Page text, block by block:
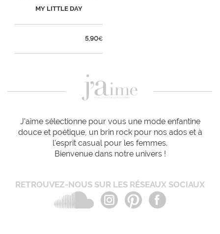
MY LITTLE DAY
5,90€
J'aime sélectionne pour vous une mode enfantine
douce et poétique, un brin rock pour nos ados et à
l'esprit casual pour les femmes.
Bienvenue dans notre univers !
RETROUVEZ-NOUS SUR LES RÉSEAUX SOCIAUX